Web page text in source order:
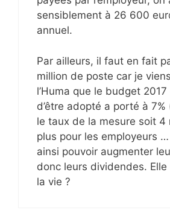
sensiblement à 26 600
annuel.
Par ailleurs, il faut en fait
million de poste car je
l’Huma que le budget
d’être adopté a porté à
le taux de la mesure soit 4
plus pour les employeurs
ainsi pouvoir augmenter
donc leurs dividendes.
la vie ?